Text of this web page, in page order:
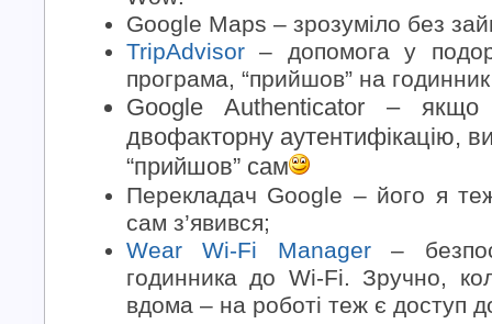
Google Maps – зрозуміло без
TripAdvisor– допомога у
програма, “прийшов” на
Google Authenticator – якщо
двофакторну аутентифікацію,
“прийшов” сам
Перекладач Google – його я
сам з’явився;
Wear Wi-Fi Manager–
годинника до Wi-Fi. Зручно,
вдома – на роботі теж є доступ